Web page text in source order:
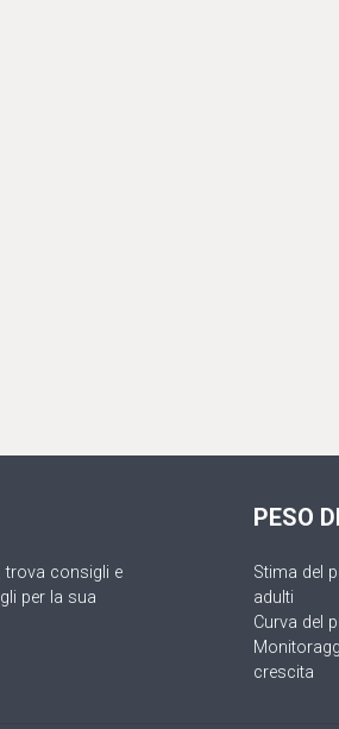
trova consigli e
per la sua
PESO
Stima del
adulti
Curva del
crescita